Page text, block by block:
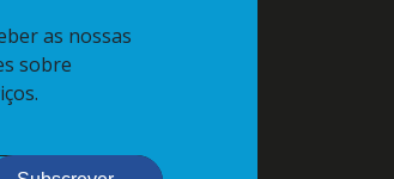
as nossas
sobre